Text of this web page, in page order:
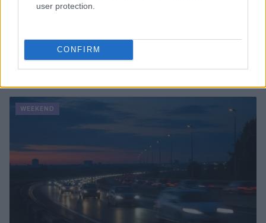
user protection.
CONFIRM
WEEKEND